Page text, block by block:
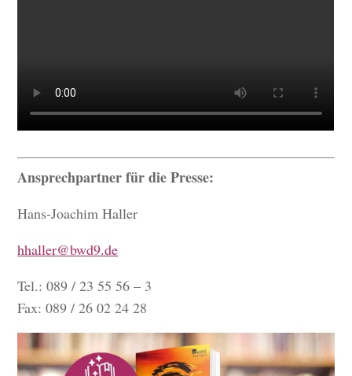
Ansprechpartner für die Presse:
Hans-Joachim Haller
hhaller@bwd9.de
Tel.: 089 / 23 55 56 – 3
Fax: 089 / 26 02 24 28